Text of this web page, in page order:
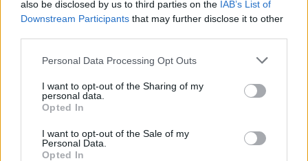
also be disclosed by us to third parties on the IAB’s List of
Downstream Participants that may further disclose it to other
Personal Data Processing Opt Outs
I want to opt-out of the Sharing of my
personal data.
Opted In
I want to opt-out of the Sale of my
Personal Data.
Opted In
тоа е еден од најдобрите начини да му
помогнете да го развие сопствениот,
автентичен карактер.
да бидат сосема различни. Причината често е
во начинот на кој родителите се однесуваат кон
секое дете поединечно.
повеќе одговорности, па станало посамостојно.
Помладото, пак, расте со постојана поддршка и